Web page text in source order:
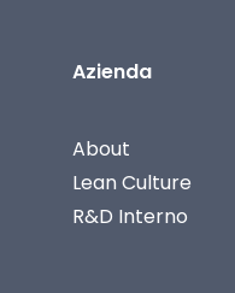
Azienda
About
Lean Culture
R&D Interno